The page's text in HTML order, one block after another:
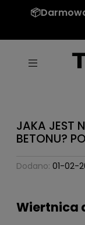
JAKA JEST
BETONU?
Dodano: 01-02-
Wiertnica